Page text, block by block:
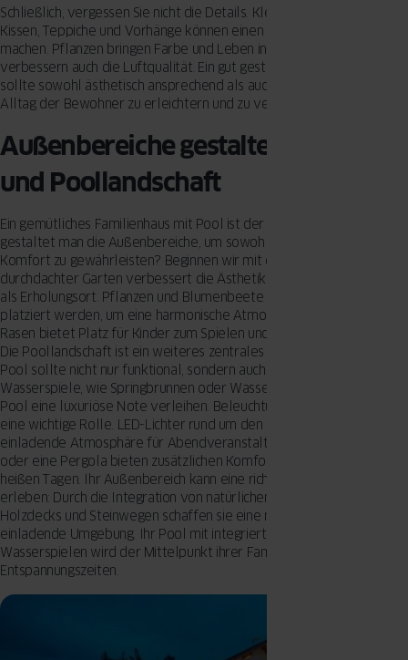
Schließlich, vergessen Sie nicht die Details. Kleine Akzente wie
Kissen, Teppiche und Vorhänge können einen großen Unterschied
machen. Pflanzen bringen Farbe und Leben in den Raum und
verbessern auch die Luftqualität. Ein gut gestalteter Innenraum
sollte sowohl ästhetisch ansprechend als auch praktisch sein, um den
Alltag der Bewohner zu erleichtern und zu verschönern.
Außenbereiche gestalten: Garten
und Poollandschaft
Ein gemütliches Familienhaus mit Pool ist der Traum vieler. Doch wie
gestaltet man die Außenbereiche, um sowohl Modernität als auch
Komfort zu gewährleisten? Beginnen wir mit dem Garten. Ein gut
durchdachter Garten verbessert die Ästhetik des Hauses und dient
als Erholungsort. Pflanzen und Blumenbeete sollten strategisch
platziert werden, um eine harmonische Atmosphäre zu schaffen. Ein
Rasen bietet Platz für Kinder zum Spielen und für Familienaktivitäten.
Die Poollandschaft ist ein weiteres zentrales Element. Ein moderner
Pool sollte nicht nur funktional, sondern auch ein Hingucker sein.
Wasserspiele, wie Springbrunnen oder Wasserfälle, können dem
Pool eine luxuriöse Note verleihen. Beleuchtung spielt ebenfalls
eine wichtige Rolle. LED-Lichter rund um den Pool schaffen eine
einladende Atmosphäre für Abendveranstaltungen. Ein Poolhaus
oder eine Pergola bieten zusätzlichen Komfort und Schatten an
heißen Tagen. Ihr Außenbereich kann eine richtige Transformation
erleben: Durch die Integration von natürlichen Elementen wie
Holzdecks und Steinwegen schaffen sie eine moderne und
einladende Umgebung. Ihr Pool mit integrierter Beleuchtung und
Wasserspielen wird der Mittelpunkt ihrer Familienfeiern und
Entspannungszeiten.